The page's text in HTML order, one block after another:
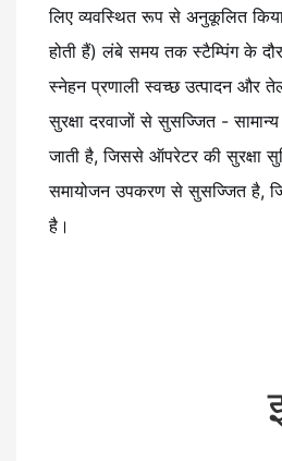
लिए व्यवस्थित रूप से अनुकूलित
होती हैं) लंबे समय तक स्टैम्पिंग के
स्नेहन प्रणाली स्वच्छ उत्पादन और
सुरक्षा दरवाजों से सुसज्जित -
जाती है, जिससे ऑपरेटर की सुरक्षा
समायोजन उपकरण से सुसज्जित है,
है।